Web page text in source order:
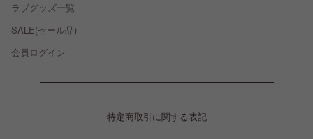
ラブグッズ一覧
SALE(セール品)
会員ログイン
特定商取引に関する表記